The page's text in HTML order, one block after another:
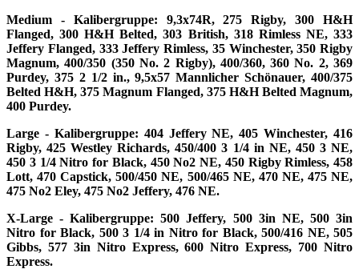
Medium - Kalibergruppe: 9,3x74R, 275 Rigby, 300 H&H
Flanged, 300 H&H Belted, 303 British, 318 Rimless NE, 333
Jeffery Flanged, 333 Jeffery Rimless, 35 Winchester, 350 Rigby
Magnum, 400/350 (350 No. 2 Rigby), 400/360, 360 No. 2, 369
Purdey, 375 2 1/2 in., 9,5x57 Mannlicher Schönauer, 400/375
Belted H&H, 375 Magnum Flanged, 375 H&H Belted Magnum,
400 Purdey.
Large - Kalibergruppe: 404 Jeffery NE, 405 Winchester, 416
Rigby, 425 Westley Richards, 450/400 3 1/4 in NE, 450 3 NE,
450 3 1/4 Nitro for Black, 450 No2 NE, 450 Rigby Rimless, 458
Lott, 470 Capstick, 500/450 NE, 500/465 NE, 470 NE, 475 NE,
475 No2 Eley, 475 No2 Jeffery, 476 NE.
X-Large - Kalibergruppe: 500 Jeffery, 500 3in NE, 500 3in
Nitro for Black, 500 3 1/4 in Nitro for Black, 500/416 NE, 505
Gibbs, 577 3in Nitro Express, 600 Nitro Express, 700 Nitro
Express.